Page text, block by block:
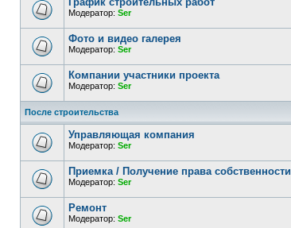
Модератор: Ser
Фото и видео галерея
Модератор: Ser
Компании участники проекта
Модератор: Ser
После строительства
Управляющая компания
Модератор: Ser
Приемка / Получение права собственности
Модератор: Ser
Ремонт
Модератор: Ser